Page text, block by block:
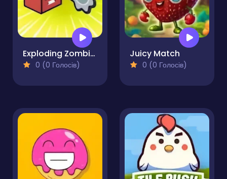
Exploding Zombie Boxes
0 (0 Голосів)
Juicy Match
0 (0 Голосів)